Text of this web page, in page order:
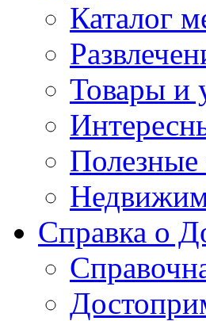
Каталог
Товары и
Полезные
Справка о